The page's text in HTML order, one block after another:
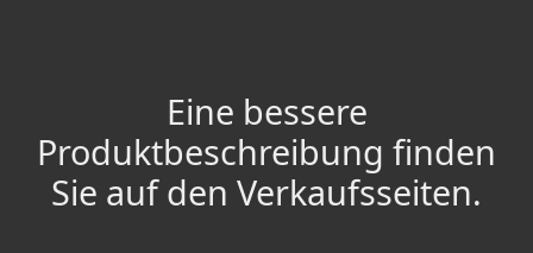
Eine bessere
Produktbeschreibung finden
Sie auf den Verkaufsseiten.